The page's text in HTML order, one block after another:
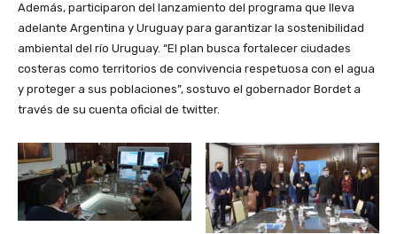
Además, participaron del lanzamiento del programa que lleva
adelante Argentina y Uruguay para garantizar la sostenibilidad
ambiental del río Uruguay. “El plan busca fortalecer ciudades
costeras como territorios de convivencia respetuosa con el agua
y proteger a sus poblaciones”, sostuvo el gobernador Bordet a
través de su cuenta oficial de twitter.